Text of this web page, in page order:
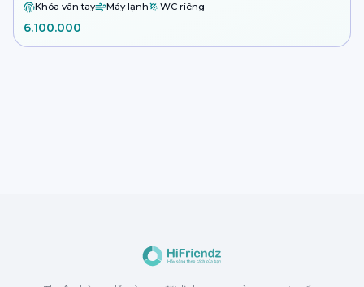
Khóa vân tay Máy lạnh WC riêng
6.100.000